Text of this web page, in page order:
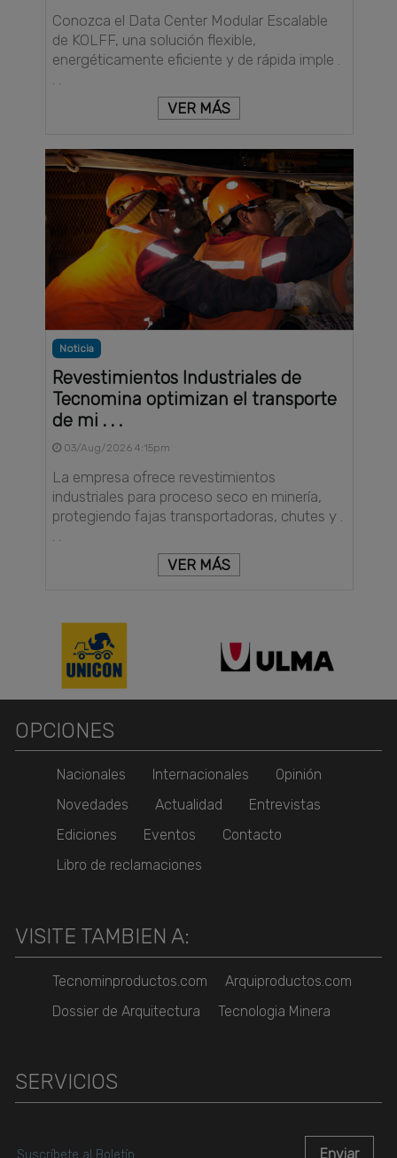
Conozca el Data Center Modular Escalable
de KOLFF, una solución flexible,
energéticamente eficiente y de rápida imple .
. .
VER MÁS
Noticia
Revestimientos Industriales de
Tecnomina optimizan el transporte
de mi . . .
03/Aug/2026 4:15pm
La empresa ofrece revestimientos
industriales para proceso seco en minería,
protegiendo fajas transportadoras, chutes y .
VER MÁS
OPCIONES
Nacionales Internacionales
Opinión
Novedades
Actualidad
Entrevistas
Ediciones
Eventos
Contacto
Libro de reclamaciones
VISITE TAMBIEN A:
Tecnominproductos.com
Arquiproductos.com
Dossier de Arquitectura
Tecnologia Minera
SERVICIOS